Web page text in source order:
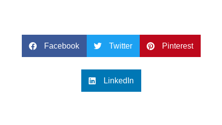
Facebook Twitter Pinterest
LinkedIn